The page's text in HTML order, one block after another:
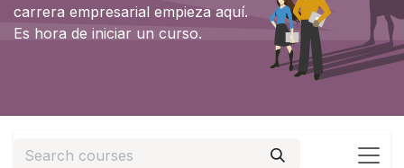
carrera empresarial empieza aquí.
Es hora de iniciar un curso.